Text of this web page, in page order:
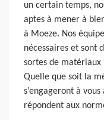
un certain temps,
aptes à mener à
à Moeze. Nos
nécessaires et sont
sortes de matériaux
Quelle que soit la
s’engageront à
répondent aux